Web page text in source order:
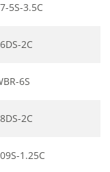
5S-3.5C
2C
6S
2C
1.25C